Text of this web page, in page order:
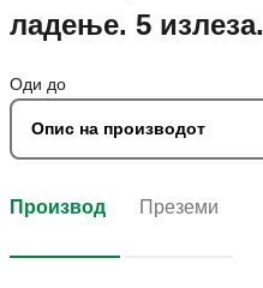
ладење. 5 излеза.
Оди до
Опис на производот
Производ Преземи